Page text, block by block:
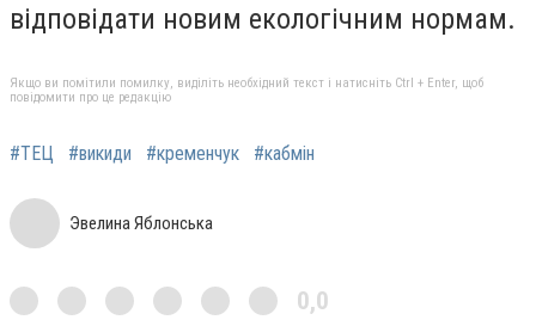
відповідати новим екологічним нормам.
Якщо ви помітили помилку, виділіть необхідний текст і натисніть Ctrl + Enter, щоб
повідомити про це редакцію
#ТЕЦ #викиди #кременчук #кабмін
Эвелина Яблонська
0,0